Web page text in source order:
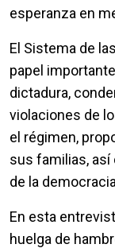
esperanza en
El Sistema de
papel
dictadura,
violaciones de
el régimen,
sus familias,
de la
En esta
huelga de